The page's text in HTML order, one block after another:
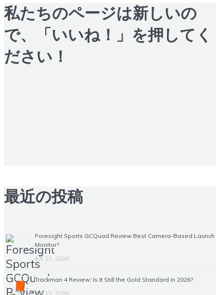
私たちのページは新しいの
で、「いいね！」を押してく
ださい！
最近の投稿
Foresight Sports GCQuad Review Best Camera-Based Launch
Monitor?
4月 15, 2026
Trackman 4 Review: Is It Still the Gold Standard in 2026?
4月 15, 2026